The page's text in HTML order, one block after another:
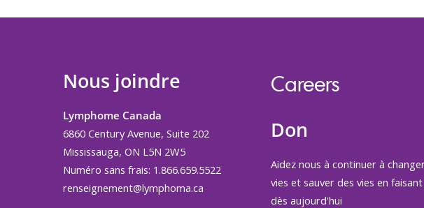
Nous joindre
Lymphome Canada
6860 Century Avenue, Suite 202
Mississauga, ON L5N 2W5
Numéro sans frais: 1.866.659.5522
renseignement@lymphoma.ca
Careers
Don
Aidez nous à continuer à
vies et sauver des vies en
dès aujourd'hui